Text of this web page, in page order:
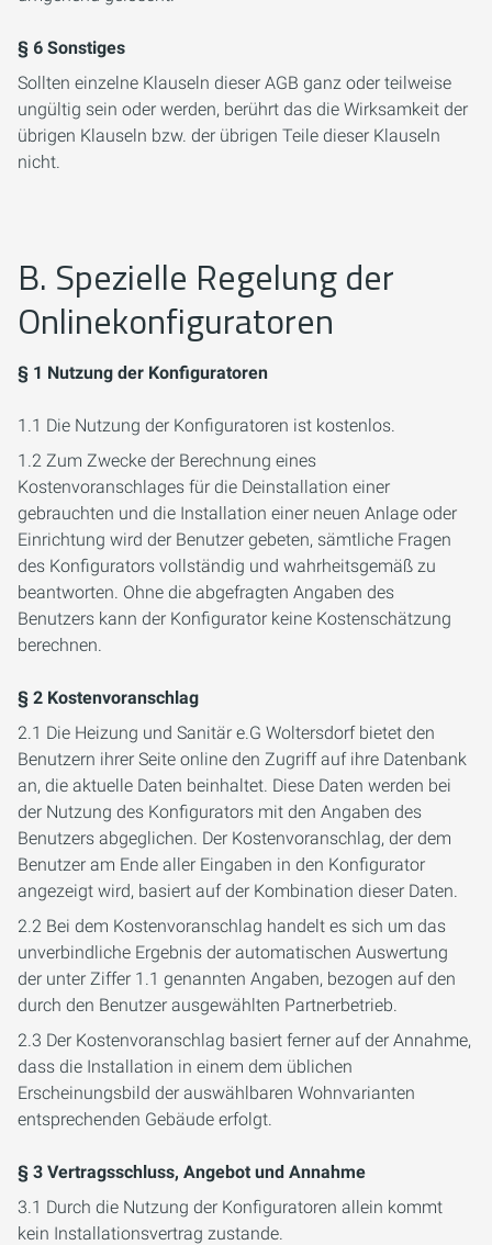
§ 6 Sonstiges
Sollten einzelne Klauseln dieser AGB ganz oder teilweise
ungültig sein oder werden, berührt das die Wirksamkeit der
übrigen Klauseln bzw. der übrigen Teile dieser Klauseln
nicht.
B. Spezielle Regelung der
Onlinekonfiguratoren
§ 1 Nutzung der Konfiguratoren
1.1 Die Nutzung der Konfiguratoren ist kostenlos.
1.2 Zum Zwecke der Berechnung eines
Kostenvoranschlages für die Deinstallation einer
gebrauchten und die Installation einer neuen Anlage oder
Einrichtung wird der Benutzer gebeten, sämtliche Fragen
des Konfigurators vollständig und wahrheitsgemäß zu
beantworten. Ohne die abgefragten Angaben des
Benutzers kann der Konfigurator keine Kostenschätzung
berechnen.
§ 2 Kostenvoranschlag
2.1 Die Heizung und Sanitär e.G Woltersdorf bietet den
Benutzern ihrer Seite online den Zugriff auf ihre Datenbank
an, die aktuelle Daten beinhaltet. Diese Daten werden bei
der Nutzung des Konfigurators mit den Angaben des
Benutzers abgeglichen. Der Kostenvoranschlag, der dem
Benutzer am Ende aller Eingaben in den Konfigurator
angezeigt wird, basiert auf der Kombination dieser Daten.
2.2 Bei dem Kostenvoranschlag handelt es sich um das
unverbindliche Ergebnis der automatischen Auswertung
der unter Ziffer 1.1 genannten Angaben, bezogen auf den
durch den Benutzer ausgewählten Partnerbetrieb.
2.3 Der Kostenvoranschlag basiert ferner auf der Annahme,
dass die Installation in einem dem üblichen
Erscheinungsbild der auswählbaren Wohnvarianten
entsprechenden Gebäude erfolgt.
§ 3 Vertragsschluss, Angebot und Annahme
3.1 Durch die Nutzung der Konfiguratoren allein kommt
kein Installationsvertrag zustande.